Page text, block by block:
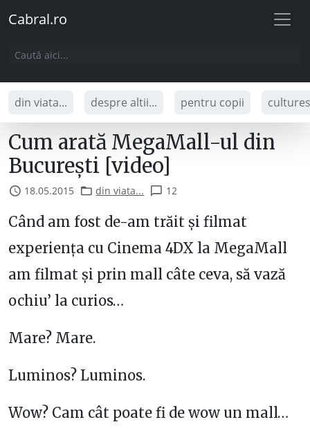
Cabral.ro
din viata... despre altii... pentru copii
Cum arată MegaMall-ul din
București [video]
18.05.2015 din viata... 12
Când am fost de-am trăit și filmat
experiența cu Cinema 4DX la MegaMall
am filmat și prin mall câte ceva, să vază
ochiu’ la curios…
Mare? Mare.
Luminos? Luminos.
Wow? Cam cât poate fi de wow un mall…